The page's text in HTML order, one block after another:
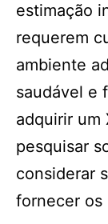
estimação
requerem
ambiente
saudável e
adquirir um
pesquisar
considerar
fornecer os